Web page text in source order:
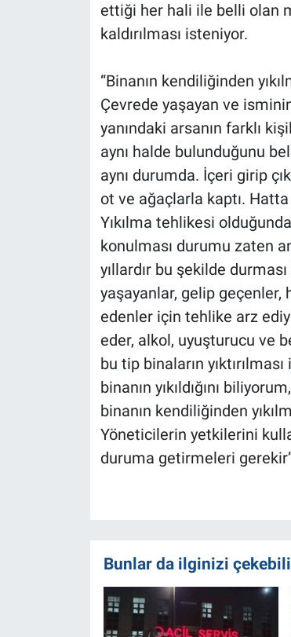
ettiği her hali ile belli olan
kaldırılması isteniyor.
“Binanın kendiliğinden
Çevrede yaşayan ve
yanındaki arsanın farklı
aynı halde bulunduğunu
aynı durumda. İçeri girip
ot ve ağaçlarla kaptı. Hatta
Yıkılma tehlikesi
konulması durumu zaten
yıllardır bu şekilde
yaşayanlar, gelip geçenler,
edenler için tehlike arz
eder, alkol, uyuşturucu ve
bu tip binaların
binanın yıkıldığını
binanın kendiliğinden
Yöneticilerin yetkilerini
duruma getirmeleri
Bunlar da ilginizi